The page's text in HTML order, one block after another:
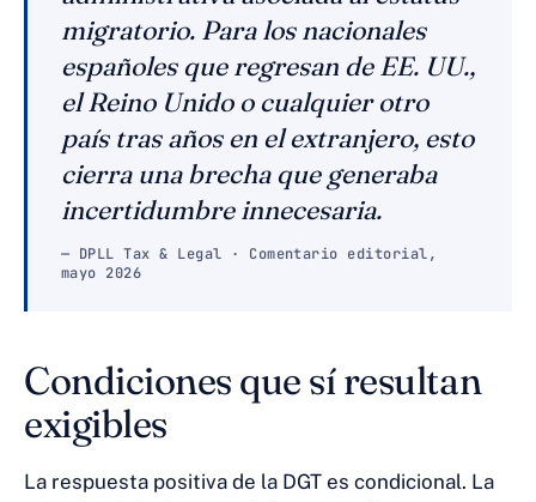
migratorio. Para los nacionales
españoles que regresan de EE. UU.,
el Reino Unido o cualquier otro
país tras años en el extranjero, esto
cierra una brecha que generaba
incertidumbre innecesaria.
— DPLL Tax & Legal · Comentario editorial,
mayo 2026
Condiciones que sí resultan
exigibles
La respuesta positiva de la DGT es condicional. La